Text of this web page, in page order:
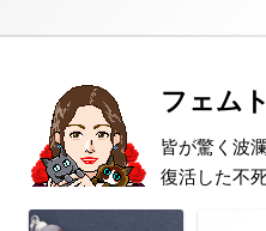
フェムト
皆が驚く波
復活した不